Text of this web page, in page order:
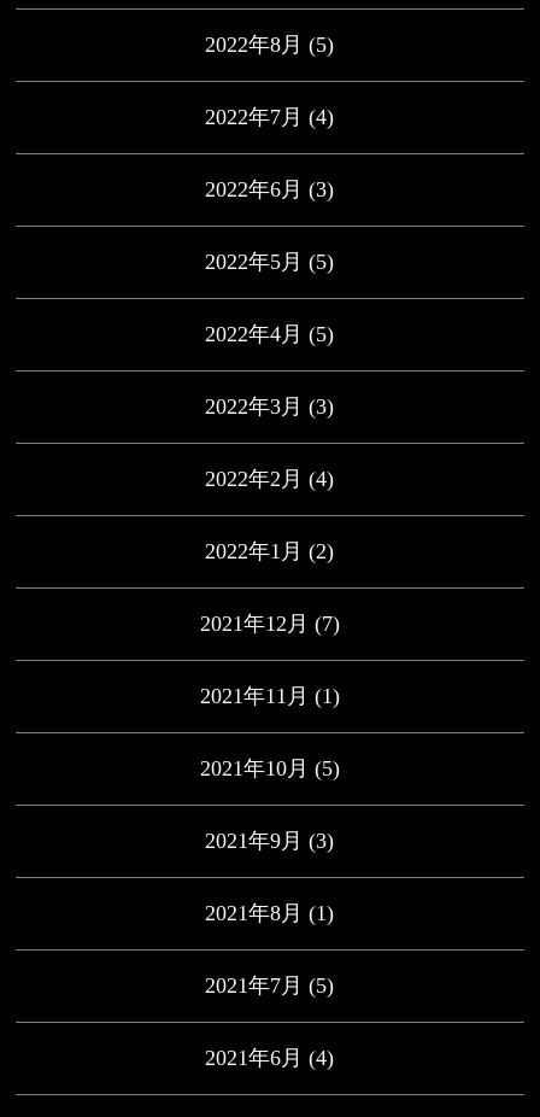
2022年8月 (5)
2022年7月 (4)
2022年6月 (3)
2022年5月 (5)
2022年4月 (5)
2022年3月 (3)
2022年2月 (4)
2022年1月 (2)
2021年12月 (7)
2021年11月 (1)
2021年10月 (5)
2021年9月 (3)
2021年8月 (1)
2021年7月 (5)
2021年6月 (4)